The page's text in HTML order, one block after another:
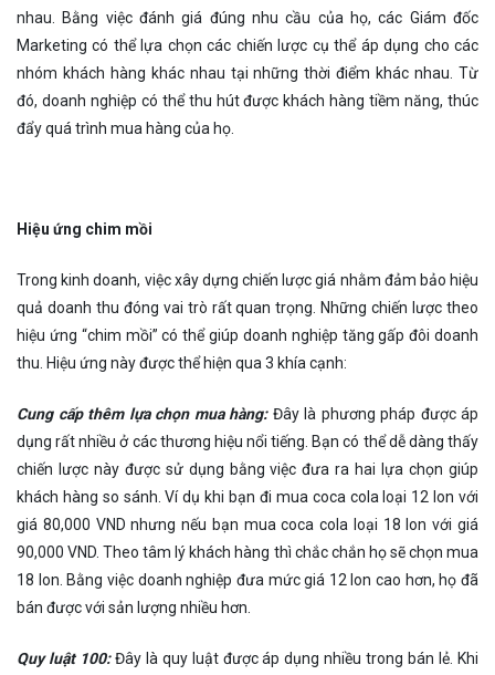
nhau. Bằng việc đánh giá đúng nhu cầu của họ, các Giám đốc
Marketing có thể lựa chọn các chiến lược cụ thể áp dụng cho các
nhóm khách hàng khác nhau tại những thời điểm khác nhau. Từ
đó, doanh nghiệp có thể thu hút được khách hàng tiềm năng, thúc
đẩy quá trình mua hàng của họ.
Hiệu ứng chim mồi
Trong kinh doanh, việc xây dựng chiến lược giá nhằm đảm bảo hiệu
quả doanh thu đóng vai trò rất quan trọng. Những chiến lược theo
hiệu ứng “chim mồi” có thể giúp doanh nghiệp tăng gấp đôi doanh
thu. Hiệu ứng này được thể hiện qua 3 khía cạnh:
Cung cấp thêm lựa chọn mua hàng: Đây là phương pháp được áp
dụng rất nhiều ở các thương hiệu nổi tiếng. Bạn có thể dễ dàng thấy
chiến lược này được sử dụng bằng việc đưa ra hai lựa chọn giúp
khách hàng so sánh. Ví dụ khi bạn đi mua coca cola loại 12 lon với
giá 80,000 VND nhưng nếu bạn mua coca cola loại 18 lon với giá
90,000 VND. Theo tâm lý khách hàng thì chắc chắn họ sẽ chọn mua
18 lon. Bằng việc doanh nghiệp đưa mức giá 12 lon cao hơn, họ đã
bán được với sản lượng nhiều hơn.
Quy luật 100:Đây là quy luật được áp dụng nhiều trong bán lẻ. Khi